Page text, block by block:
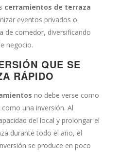
cerramientos de terraza
eventos privados o
de comedor, diversificando
negocio.
QUE SE
RÁPIDO
no debe verse como
una inversión. Al
del local y prolongar el
durante todo el año, el
se produce en poco